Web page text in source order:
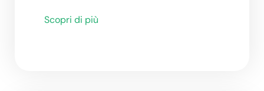
Scopri di più